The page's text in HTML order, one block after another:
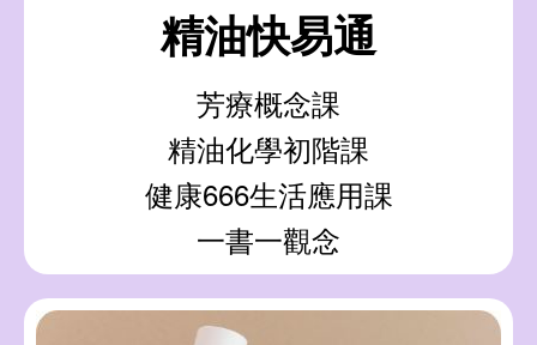
精油快易通
芳療概念課
精油化學初階課
健康666生活應用課
一書一觀念